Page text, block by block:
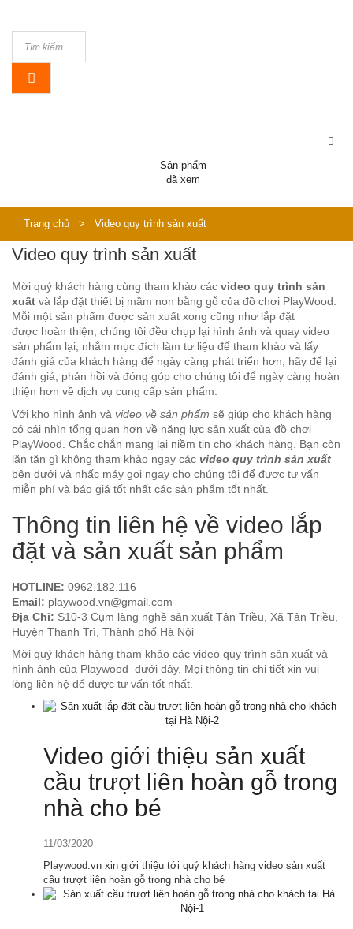
Sản phẩm
đã xem
Trang chủ > Video quy trình sản xuất
Video quy trình sản xuất
Mời quý khách hàng cùng tham khảo các video quy trình sản
xuất và lắp đặt thiết bị mầm non bằng gỗ của đồ chơi PlayWood.
Mỗi một sản phẩm được sản xuất xong cũng như lắp đặt
được hoàn thiện, chúng tôi đều chụp lại hình ảnh và quay video
sản phẩm lại, nhằm mục đích làm tư liệu để tham khảo và lấy
đánh giá của khách hàng để ngày càng phát triển hơn, hãy để lại
đánh giá, phản hồi và đóng góp cho chúng tôi để ngày càng hoàn
thiện hơn về dịch vụ cung cấp sản phẩm.
Với kho hình ảnh và video về sản phẩm sẽ giúp cho khách hàng
có cái nhìn tổng quan hơn về năng lực sản xuất của đồ chơi
PlayWood. Chắc chắn mang lại niềm tin cho khách hàng. Bạn còn
lăn tăn gì không tham khảo ngay các video quy trình sản xuất
bên dưới và nhấc máy gọi ngay cho chúng tôi để được tư vấn
miễn phí và báo giá tốt nhất các sản phẩm tốt nhất.
Thông tin liên hệ về video lắp
đặt và sản xuất sản phẩm
HOTLINE: 0962.182.116
Email: playwood.vn@gmail.com
Địa Chỉ: S10-3 Cụm làng nghề sản xuất Tân Triều, Xã Tân Triều,
Huyện Thanh Trì, Thành phố Hà Nội
Mời quý khách hàng tham khảo các video quy trình sản xuất và
hình ảnh của Playwood dưới đây. Mọi thông tin chi tiết xin vui
lòng liên hệ để được tư vấn tốt nhất.
Video giới thiệu sản xuất
cầu trượt liên hoàn gỗ trong
nhà cho bé
11/03/2020
Playwood.vn xin giới thiệu tới quý khách hàng video sản xuất
cầu trượt liên hoàn gỗ trong nhà cho bé